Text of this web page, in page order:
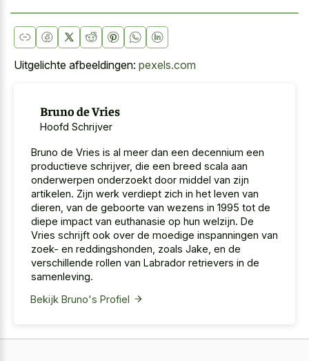
Uitgelichte afbeeldingen: pexels.com
Bruno de Vries
Hoofd Schrijver
Bruno de Vries is al meer dan een decennium een
productieve schrijver, die een breed scala aan
onderwerpen onderzoekt door middel van zijn
artikelen. Zijn werk verdiept zich in het leven van
dieren, van de geboorte van wezens in 1995 tot de
diepe impact van euthanasie op hun welzijn. De
Vries schrijft ook over de moedige inspanningen van
zoek- en reddingshonden, zoals Jake, en de
verschillende rollen van Labrador retrievers in de
samenleving.
Bekijk Bruno's Profiel